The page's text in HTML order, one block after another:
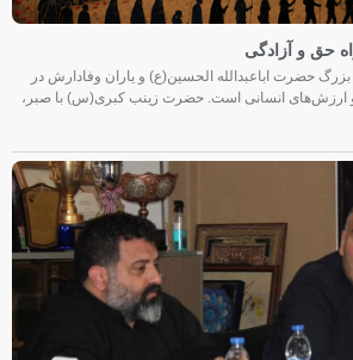
حق و آزادگی
حضرت اباعبدالله الحسین(ع) و یاران وفادارش در
ارزش‌های انسانی است. حضرت زینب کبری(س) با صبر،